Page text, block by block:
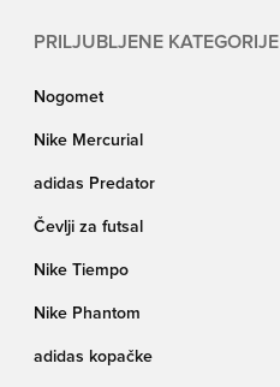
PRILJUBLJENE KATEGORIJE
Nogomet
Nike Mercurial
adidas Predator
Čevlji za futsal
Nike Tiempo
Nike Phantom
adidas kopačke